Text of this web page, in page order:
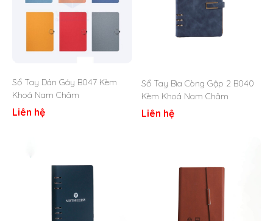
2. Đặc điểm nổi bật sản phẩm
Mẫu sổ tay bìa còng B069 của Vivagift được nhiều khách
hàng lựa chọn sử dụng hoặc làm quà tặng bởi các ưu điểm
nổi bật như:
Sổ Tay Dán Gáy B047 Kèm
Khoá Nam Châm
Liên hệ
Sổ Tay Bìa Còng Gập 2 B040
Kèm Khoá Nam Châm
Liên hệ